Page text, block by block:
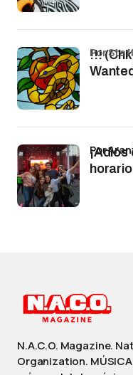
!!!por
por
N.A.C.O. Magazine.
Organization. MÚSICA